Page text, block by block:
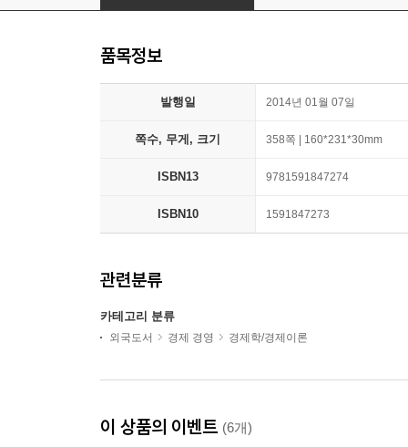
품목정보
발행일 2014년 01월 07일
쪽수, 무게, 크기 358쪽 | 160*231*30mm
ISBN13 9781591847274
ISBN10 1591847273
관련분류
카테고리 분류
외국도서 경제 경영 경제학/경제이론
이 상품의 이벤트 (6개)